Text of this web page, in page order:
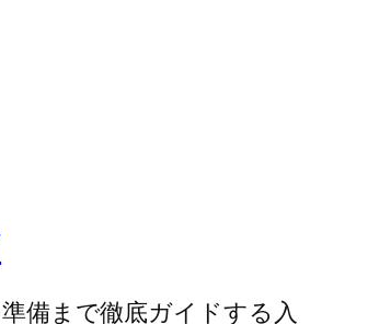
備まで徹底ガイドする入